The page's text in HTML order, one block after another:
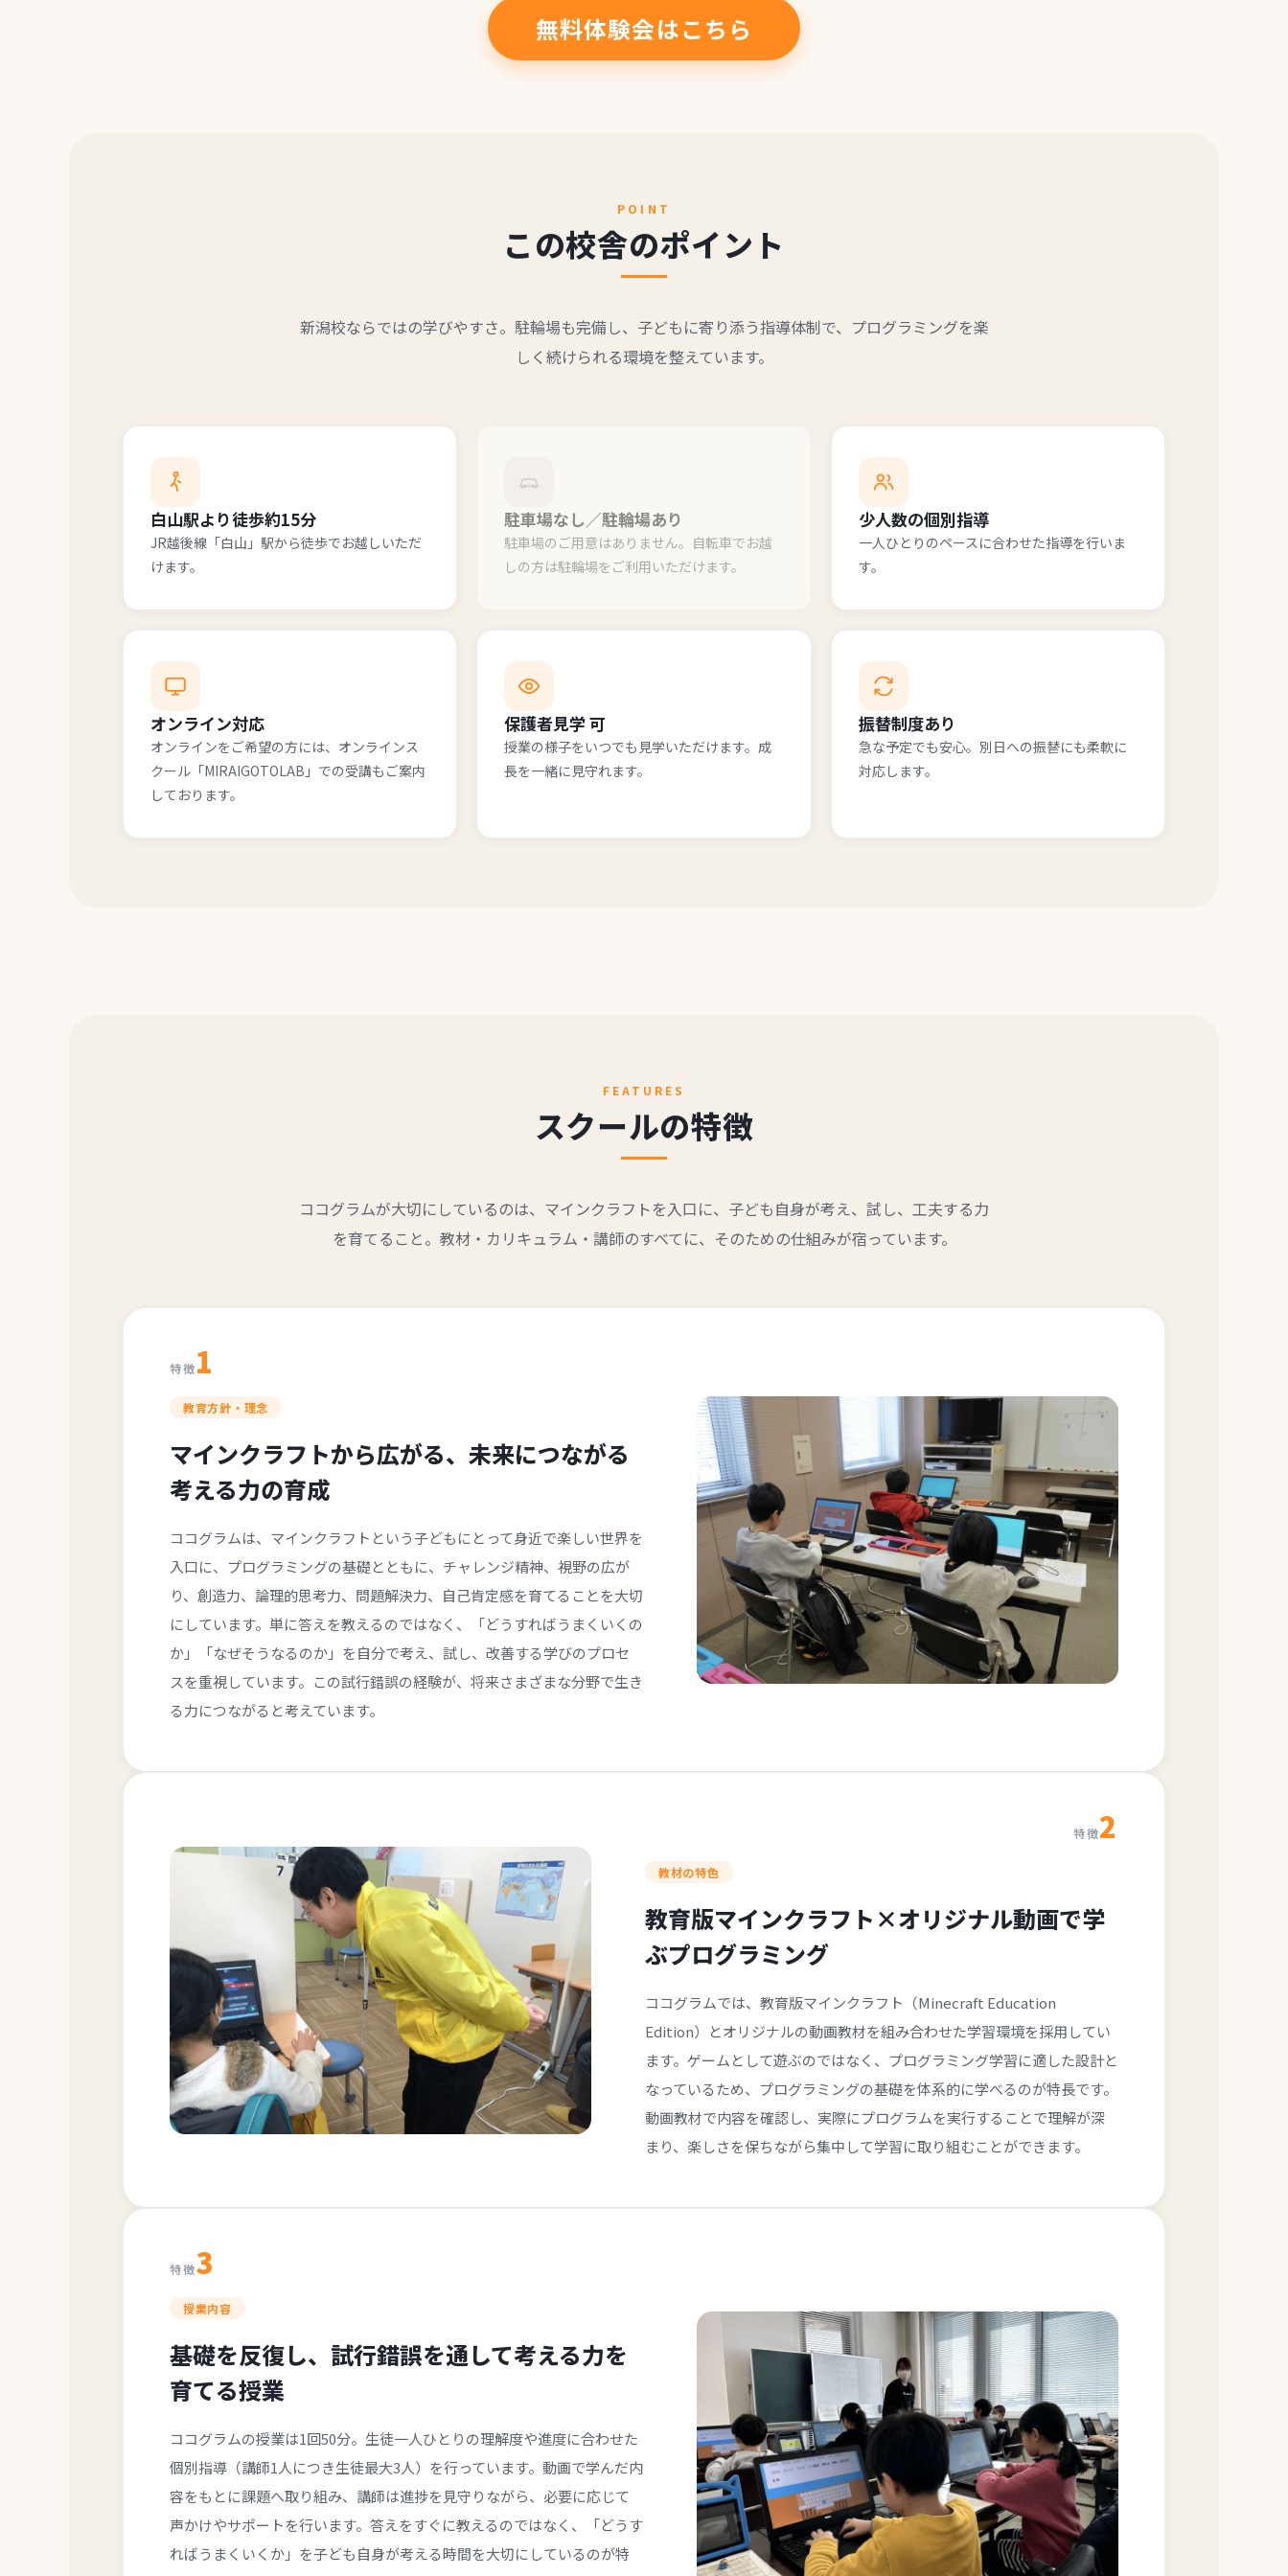
無料体験会はこちら
POINT
この校舎のポイント
新潟校ならではの学びやすさ。駐輪場も完備し、子どもに寄り添う指導体制で、プログラミングを楽
しく続けられる環境を整えています。
白山駅より徒歩約15分
JR越後線「白山」駅から徒歩でお越しいただ
けます。
駐車場なし／駐輪場あり
駐車場のご用意はありません。自転車でお越
しの方は駐輪場をご利用いただけます。
少人数の個別指導
一人ひとりのペースに合わせた指導を行いま
す。
オンライン対応
オンラインをご希望の方には、オンラインス
クール「MIRAIGOTOLAB」での受講もご案内
しております。
保護者見学 可
授業の様子をいつでも見学いただけます。成
長を一緒に見守れます。
振替制度あり
急な予定でも安心。別日への振替にも柔軟に
対応します。
FEATURES
スクールの特徴
ココグラムが大切にしているのは、マインクラフトを入口に、子ども自身が考え、試し、工夫する力
を育てること。教材・カリキュラム・講師のすべてに、そのための仕組みが宿っています。
特徴1
教育方針・理念
マインクラフトから広がる、未来につながる
考える力の育成
ココグラムは、マインクラフトという子どもにとって身近で楽しい世界を
入口に、プログラミングの基礎とともに、チャレンジ精神、視野の広が
り、創造力、論理的思考力、問題解決力、自己肯定感を育てることを大切
にしています。単に答えを教えるのではなく、「どうすればうまくいくの
か」「なぜそうなるのか」を自分で考え、試し、改善する学びのプロセ
スを重視しています。この試行錯誤の経験が、将来さまざまな分野で生き
る力につながると考えています。
特徴2
教材の特色
教育版マインクラフト×オリジナル動画で学
ぶプログラミング
ココグラムでは、教育版マインクラフト（Minecraft Education
Edition）とオリジナルの動画教材を組み合わせた学習環境を採用してい
ます。ゲームとして遊ぶのではなく、プログラミング学習に適した設計と
なっているため、プログラミングの基礎を体系的に学べるのが特長です。
動画教材で内容を確認し、実際にプログラムを実行することで理解が深
まり、楽しさを保ちながら集中して学習に取り組むことができます。
特徴3
授業内容
基礎を反復し、試行錯誤を通して考える力を
育てる授業
ココグラムの授業は1回50分。生徒一人ひとりの理解度や進度に合わせた
個別指導（講師1人につき生徒最大3人）を行っています。動画で学んだ内
容をもとに課題へ取り組み、講師は進捗を見守りながら、必要に応じて
声かけやサポートを行います。答えをすぐに教えるのではなく、「どうす
ればうまくいくか」を子ども自身が考える時間を大切にしているのが特